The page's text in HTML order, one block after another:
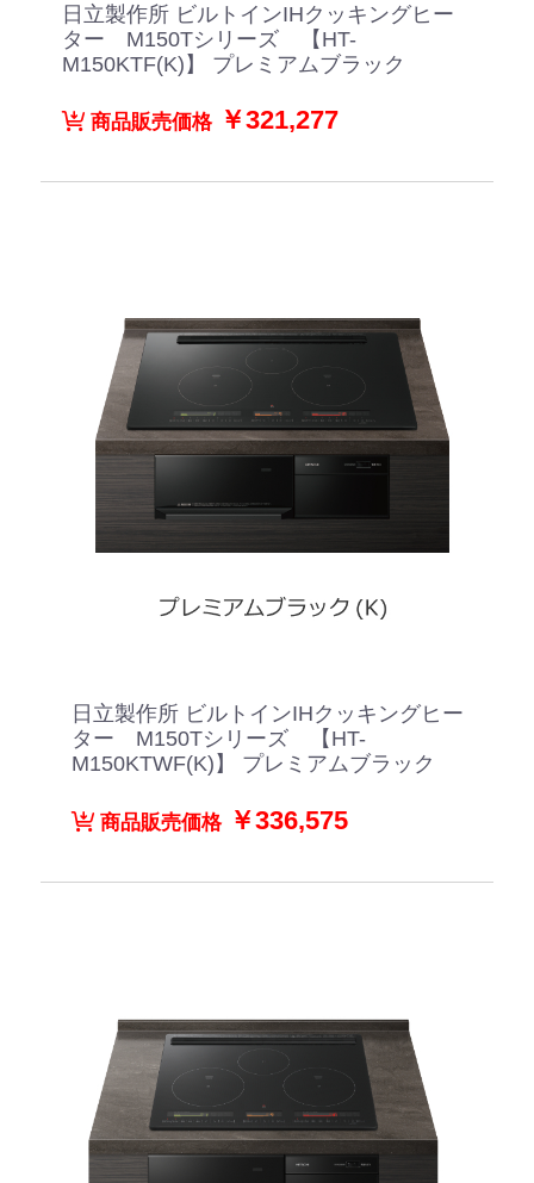
日立製作所 ビルトインIHクッキングヒー
ター M150Tシリーズ 【HT-
M150KTF(K)】 プレミアムブラック
商品販売価格￥321,277
日立製作所 ビルトインIHクッキングヒー
ター M150Tシリーズ 【HT-
M150KTWF(K)】 プレミアムブラック
商品販売価格￥336,575